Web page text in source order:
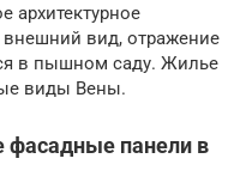
архитектурное
вид, отражение
в пышном саду. Жилье
виды Вены.
фасадные панели в